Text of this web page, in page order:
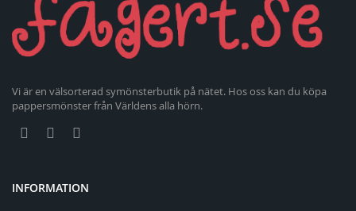
Vi är en välsorterad symönsterbutik på nätet. Hos oss kan du köpa
pappersmönster från Världens alla hörn.
INFORMATION